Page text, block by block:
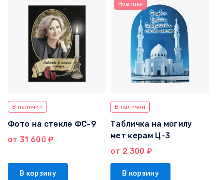
В наличии
Фото на стекле ФС-9
от 31 600 ₽
В корзину
Новинки
В наличии
Табличка на могилу
мет керам Ц-3
от 2 300 ₽
В корзину